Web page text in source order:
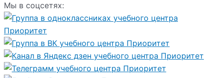
Мы в соцсетях: